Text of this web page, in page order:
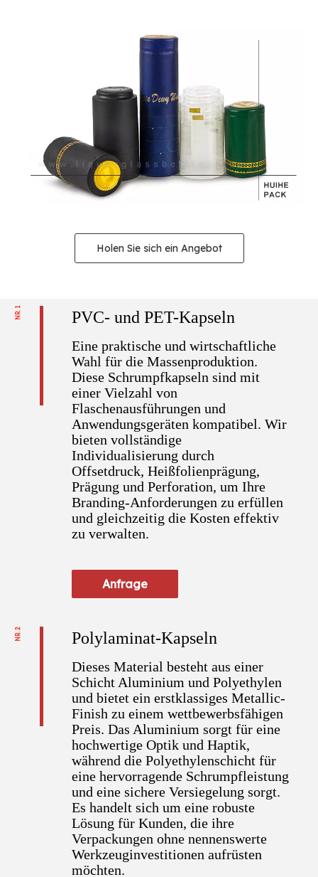
Holen Sie sich ein Angebot
NR. 1 PVC- und PET-Kapseln
Eine praktische und wirtschaftliche
Wahl für die Massenproduktion.
Diese Schrumpfkapseln sind mit
einer Vielzahl von
Flaschenausführungen und
Anwendungsgeräten kompatibel. Wir
bieten vollständige
Individualisierung durch
Offsetdruck, Heißfolienprägung,
Prägung und Perforation, um Ihre
Branding-Anforderungen zu erfüllen
und gleichzeitig die Kosten effektiv
zu verwalten.
Anfrage
NR. 2 Polylaminat-Kapseln
Dieses Material besteht aus einer
Schicht Aluminium und Polyethylen
und bietet ein erstklassiges Metallic-
Finish zu einem wettbewerbsfähigen
Preis. Das Aluminium sorgt für eine
hochwertige Optik und Haptik,
während die Polyethylenschicht für
eine hervorragende Schrumpfleistung
und eine sichere Versiegelung sorgt.
Es handelt sich um eine robuste
Lösung für Kunden, die ihre
Verpackungen ohne nennenswerte
Werkzeuginvestitionen aufrüsten
möchten.